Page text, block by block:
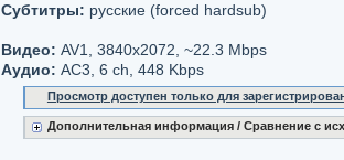
Субтитры: русские (forced hardsub)
Видео: AV1, 3840x2072, ~22.3 Mbps
Аудио: AC3, 6 ch, 448 Kbps
Просмотр доступен только для
Дополнительная информация / Сравнение с